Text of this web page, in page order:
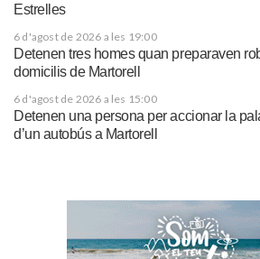
Estrelles
6 d'agost de 2026 a les 19:00
Detenen tres homes quan preparaven
domicilis de Martorell
6 d'agost de 2026 a les 15:00
Detenen una persona per accionar la
d’un autobús a Martorell